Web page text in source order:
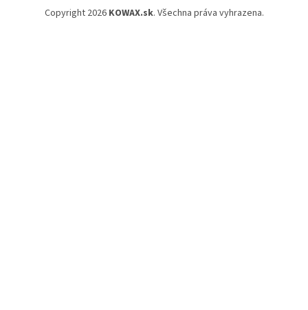
Copyright 2026 KOWAX.sk. Všechna práva vyhrazena.